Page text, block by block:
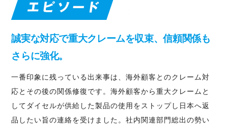
誠実な対応で重大クレームを収束、信頼関係も
さらに強化。
一番印象に残っている出来事は、海外顧客とのクレーム対
応とその後の関係修復です。海外顧客から重大クレームと
してダイセルが供給した製品の使用をストップし日本へ返
品したい旨の連絡を受けました。社内関連部門総出の勢い